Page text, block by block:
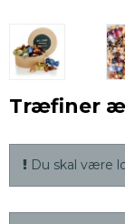
Træfiner
Du skal være